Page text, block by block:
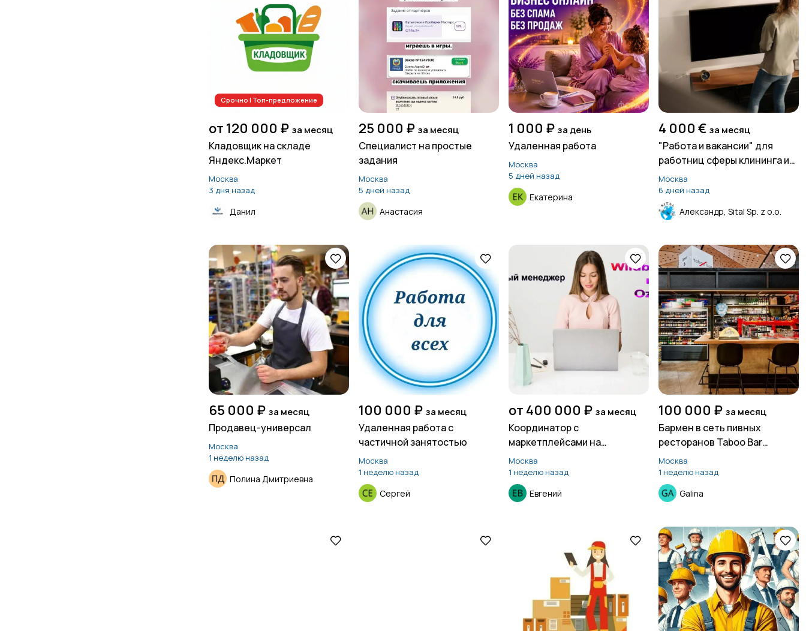
Срочно | Топ-предложение
от 120 000 ₽ за месяц
Кладовщик на складе
Яндекс.Маркет
Москва
3 дня назад
Данил
25 000 ₽ за месяц
Специалист на простые
задания
Москва
5 дней назад
Анастасия
1 000 ₽ за день
Удаленная работа
Москва
5 дней назад
Екатерина
4 000 € за месяц
"Работа и вакансии" для
работниц сферы клининга и
уборок в Швейцарии
Москва
6 дней назад
Александр, Sital Sp. z o.o.
65 000 ₽ за месяц
Продавец-универсал
Москва
1 неделю назад
Полина Дмитриевна
100 000 ₽ за месяц
Удаленная работа с
частичной занятостью
Москва
1 неделю назад
Сергей
от 400 000 ₽ за месяц
Координатор с
маркетплейсами на
удалённой основе
Москва
1 неделю назад
Евгений
100 000 ₽ за месяц
Бармен в сеть пивных
ресторанов Taboo Bar
(Одинцово)
Москва
1 неделю назад
Galina